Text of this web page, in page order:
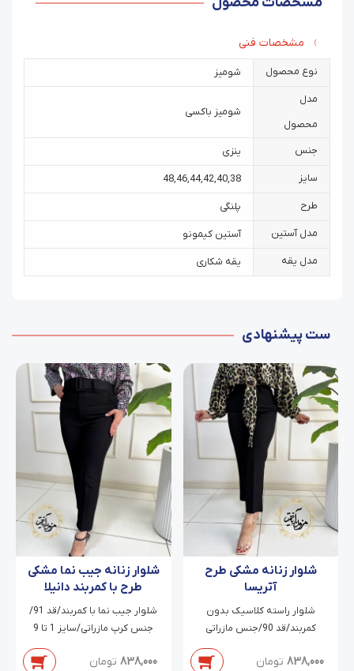
مشخصات فنی
نوع محصول شومیز
مدل
محصول
شومیز باکسی
جنس ینزی
سایز 38
,
40
,
42
,
44
,
46
,
48
طرح پلنگی
مدل آستین آستین کیمونو
مدل یقه یقه شکاری
ست پیشنهادی
شلوار زنانه مشکی طرح
آتریسا
شلوار راسته کلاسیک بدون
کمربند/قد 90/جنس مازراتی
838,000 تومان
شلوار زنانه جیب نما مشکی
طرح با کمربند دانیلا
شلوار جیب نما با کمربند/قد 91/
جنس کرپ مازراتی/سایز 1 تا 9
838,000 تومان